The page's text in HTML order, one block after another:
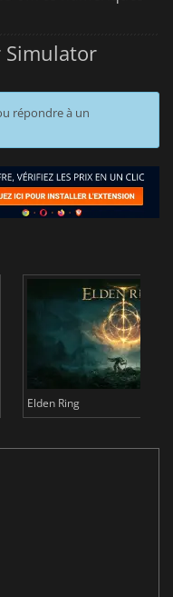
Simulator
répondre à un
Elden Ring